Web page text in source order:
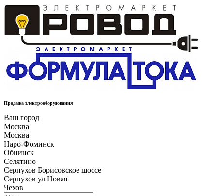
Продажа электрооборудования
Ваш город
Москва
Москва
Наро-Фоминск
Обнинск
Селятино
Серпухов Борисовское шоссе
Серпухов ул.Новая
Чехов